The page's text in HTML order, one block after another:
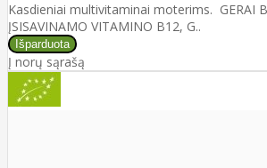
Kasdieniai multivitaminai moterims. GERAI
ĮSISAVINAMO VITAMINO B12, G..
Į norų sąrašą